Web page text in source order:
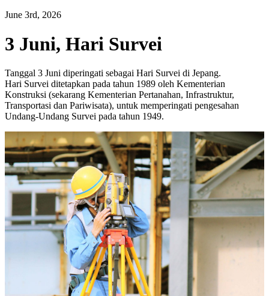
June 3rd, 2026
3 Juni, Hari Survei
Tanggal 3 Juni diperingati sebagai Hari Survei di Jepang.
Hari Survei ditetapkan pada tahun 1989 oleh Kementerian
Konstruksi (sekarang Kementerian Pertanahan, Infrastruktur,
Transportasi dan Pariwisata), untuk memperingati pengesahan
Undang-Undang Survei pada tahun 1949.